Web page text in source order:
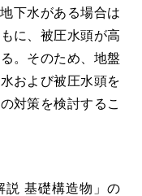
下水がある場合は
に、被圧水頭が高
。そのため、地盤
および被圧水頭を
対策を検討するこ
説 基礎構造物」の